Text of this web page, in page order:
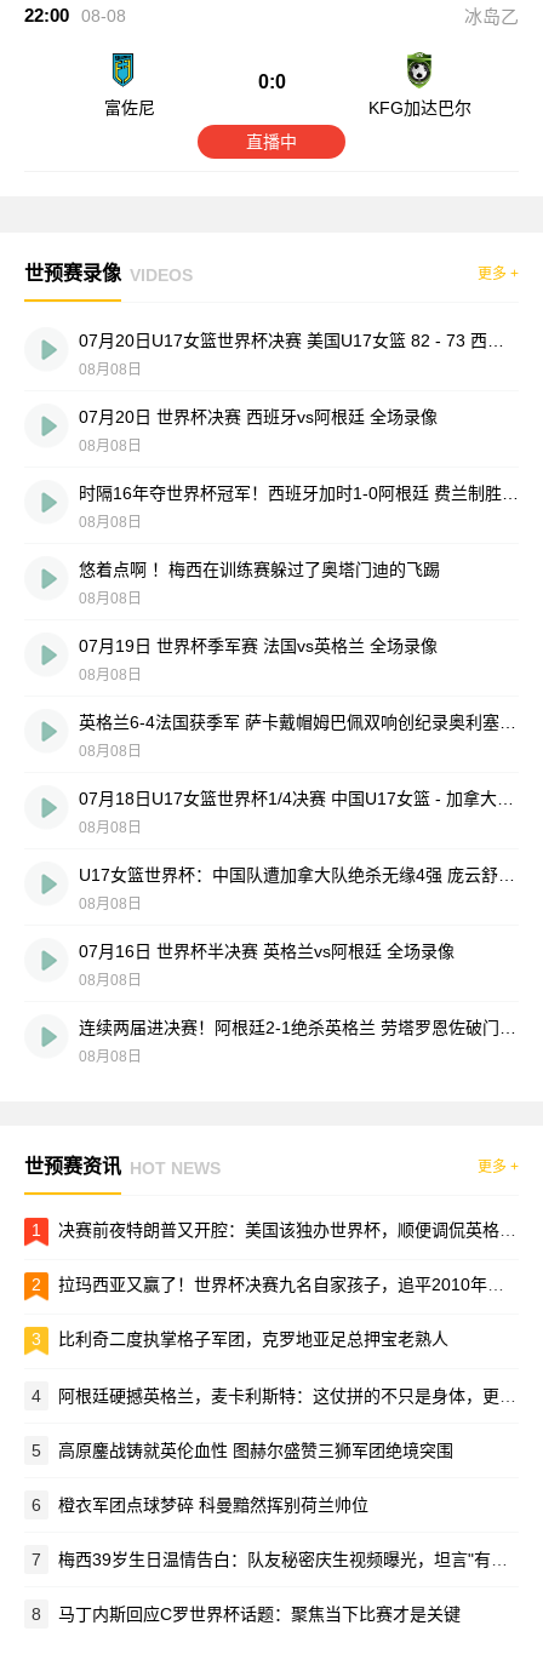
22:00 08-08 冰岛乙
富佐尼
0:0
KFG加达巴尔
直播中
世预赛录像 VIDEOS 更多 +
08月08日
07月20日 世界杯决赛 西班牙vs阿根廷 全场录像
08月08日
08月08日
悠着点啊 ！梅西在训练赛躲过了奥塔门迪的飞踢
08月08日
07月19日 世界杯季军赛 法国vs英格兰 全场录像
08月08日
08月08日
08月08日
08月08日
07月16日 世界杯半决赛 英格兰vs阿根廷 全场录像
08月08日
08月08日
世预赛资讯 HOT NEWS 更多 +
1 决赛前夜特朗普又开腔：美国该独办世界杯，顺便调侃英格兰“不懂球”
2 拉玛西亚又赢了！世界杯决赛九名自家孩子，追平2010年纪录
3 比利奇二度执掌格子军团，克罗地亚足总押宝老熟人
4 阿根廷硬撼英格兰，麦卡利斯特：这仗拼的不只是身体，更是脑子
5 高原鏖战铸就英伦血性 图赫尔盛赞三狮军团绝境突围
6 橙衣军团点球梦碎 科曼黯然挥别荷兰帅位
7 梅西39岁生日温情告白：队友秘密庆生视频曝光，坦言"有你们在就能战胜一切"
8 马丁内斯回应C罗世界杯话题：聚焦当下比赛才是关键